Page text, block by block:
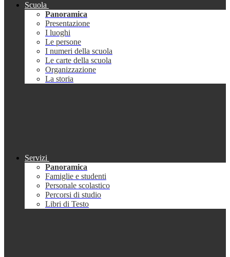
Scuola
Panoramica
Presentazione
I luoghi
Le persone
I numeri della scuola
Le carte della scuola
Organizzazione
La storia
Servizi
Panoramica
Famiglie e studenti
Personale scolastico
Percorsi di studio
Libri di Testo